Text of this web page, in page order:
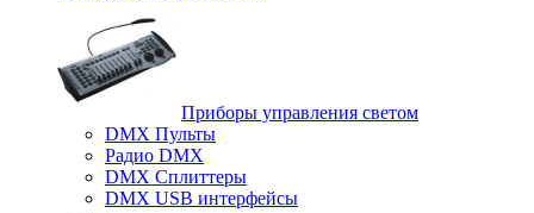
Приборы управления светом
DMX Пульты
Радио DMX
DMX Сплиттеры
DMX USB интерфейсы